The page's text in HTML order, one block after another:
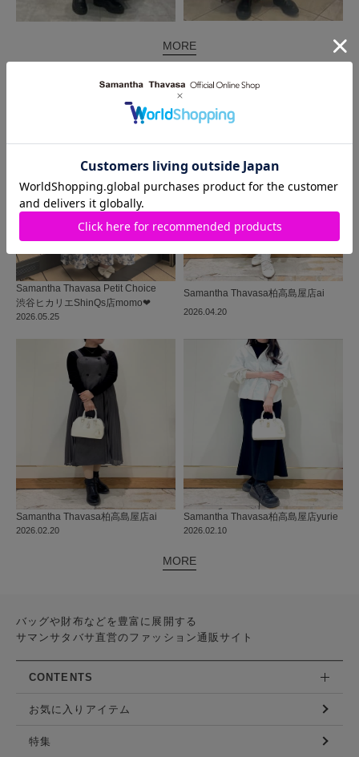
MORE
同じ商品を使った コーディネート
2026.05.25
Samantha Thavasa Petit Choice
渋谷ヒカリエShinQs店momo‪‪❤︎‬
2026.04.20
Samantha Thavasa柏高島屋店ai
2026.02.20
Samantha Thavasa柏高島屋店ai
2026.02.10
Samantha Thavasa柏高島屋店yurie
MORE
バッグや財布などを豊富に展開する
サマンサタバサ直営のファッション通販サイト
CONTENTS
お気に入りアイテム
特集